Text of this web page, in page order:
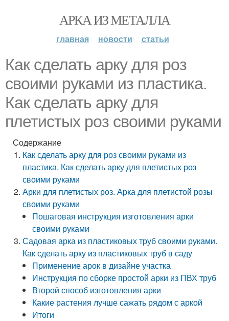
АРКА ИЗ МЕТАЛЛА
главная новости статьи
Как сделать арку для роз
своими руками из пластика.
Как сделать арку для
плетистых роз своими руками
Содержание
Как сделать арку для роз своими руками из
пластика. Как сделать арку для плетистых роз
своими руками
Арки для плетистых роз. Арка для плетистой розы
своими руками
Пошаговая инструкция изготовления арки
своими руками
Садовая арка из пластиковых труб своими руками.
Как сделать арку из пластиковых труб в саду
Применение арок в дизайне участка
Инструкция по сборке простой арки из ПВХ труб
Второй способ изготовления арки
Какие растения лучше сажать рядом с аркой
Итоги